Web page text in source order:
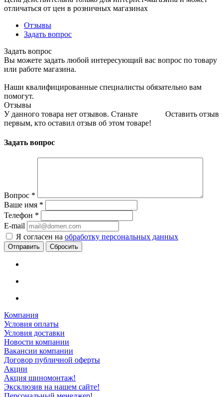
отличаться от цен в розничных магазинах
Отзывы
Задать вопрос
Задать вопрос
Вы можете задать любой интересующий вас вопрос по товару
или работе магазина.
Наши квалифицированные специалисты обязательно вам
помогут.
Отзывы
Оставить отзыв
У данного товара нет отзывов. Станьте
первым, кто оставил отзыв об этом товаре!
Задать вопрос
Вопрос *
Ваше имя *
Телефон *
E-mail
Я согласен на обработку персональных данных
Сбросить
Компания
Условия оплаты
Условия доставки
Новости компании
Вакансии компании
Договор публичной оферты
Акции
Акция шиномонтаж!
Эксклюзив на нашем сайте!